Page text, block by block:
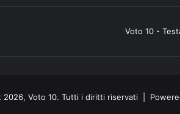
Voto 10 -
2026, Voto 10. Tutti i diritti riservati |